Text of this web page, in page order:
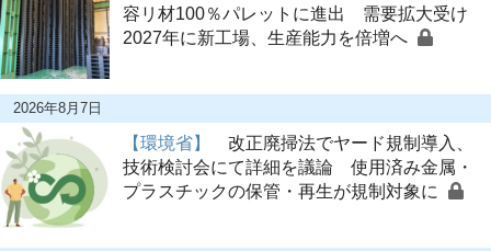
容リ材100％パレットに進出 需要拡大受け
2027年に新工場、生産能力を倍増へ
2026年8月7日
【環境省】
改正廃掃法でヤード規制導入、
技術検討会にて詳細を議論 使用済み金属・
プラスチックの保管・再生が規制対象に